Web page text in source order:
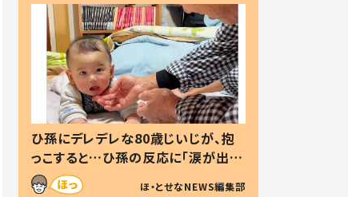
ひ孫にデレデレな80歳じいじが、抱
っこすると…ひ孫の反応に「涙が出ま
した」「可愛くて仕方ない」
ほ・とせなNEWS編集部